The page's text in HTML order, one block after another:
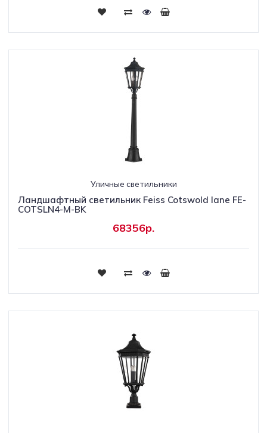
Уличные светильники
Ландшафтный светильник Feiss Cotswold lane FE-
COTSLN4-M-BK
68356р.